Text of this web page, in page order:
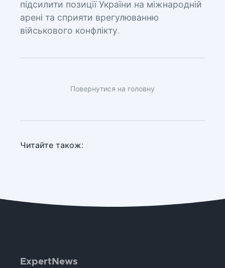
підсилити позиції України на міжнародній
арені та сприяти врегулюванню
військового конфлікту.
Повернутися на головну
Читайте також:
ExpertNews